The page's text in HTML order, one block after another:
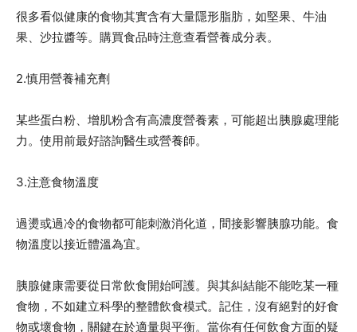
很多看似健康的食物其實含有大量隱形脂肪，如堅果、牛油
果、沙拉醬等。購買食品時注意查看營養成分表。
2.慎用營養補充劑
某些蛋白粉、增肌粉含有高濃度營養素，可能超出胰腺處理能
力。使用前最好諮詢醫生或營養師。
3.注意食物溫度
過燙或過冷的食物都可能刺激消化道，間接影響胰腺功能。食
物溫度以接近體溫為宜。
胰腺健康需要從日常飲食開始呵護。與其糾結能不能吃某一種
食物，不如建立科學的整體飲食模式。記住，沒有絕對的好食
物或壞食物，關鍵在於適量與平衡。當你有任何飲食方面的疑